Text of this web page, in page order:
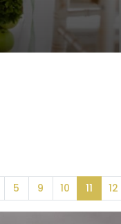
5 9 10 11 12